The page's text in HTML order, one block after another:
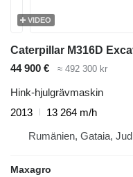
VIDEO
Caterpillar M316D
44 900 €
≈ 492 300 kr
Hink-hjulgrävmaskin
2013
13 264 m/h
Rumänien, Gataia,
Maxagro